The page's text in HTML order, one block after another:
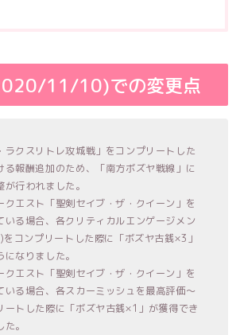
11/10)での変更点
クスリトレ攻城戦」をコンプリートした
る報酬追加のため、「南方ボズヤ戦線」に
行われました。
クエスト「聖剣セイブ・ザ・クイーン」を
いる場合、各クリティカルエンゲージメン
コンプリートした際に「ボズヤ古銭×3」
なりました。
クエスト「聖剣セイブ・ザ・クイーン」を
いる場合、各スカーミッシュを最高評価～
ートした際に「ボズヤ古銭×1」が獲得でき
。